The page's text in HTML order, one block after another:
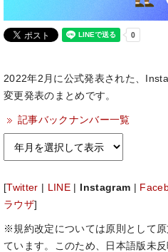
2022年2月に公式発表された、
変更発表のまとめです。
記事バックナンバー一覧
[Twitter LINE Instagram
ラウザ]
※規約改定については原則として
ています。このため、日本語版未